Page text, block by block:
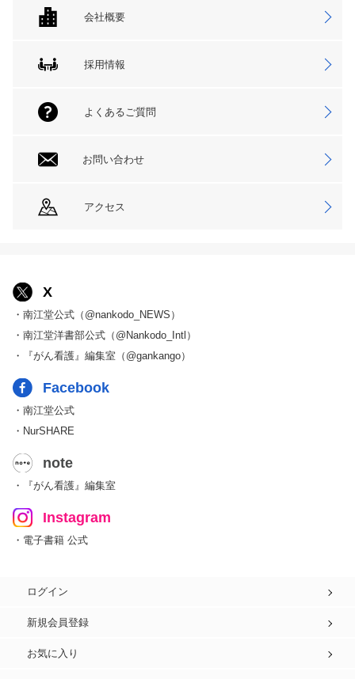
会社概要
採用情報
よくあるご質問
お問い合わせ
アクセス
X
・南江堂公式（@nankodo_NEWS）
・南江堂洋書部公式（@Nankodo_Intl）
・『がん看護』編集室（@gankango）
Facebook
・南江堂公式
・NurSHARE
note
・『がん看護』編集室
Instagram
・電子書籍 公式
ログイン
新規会員登録
お気に入り